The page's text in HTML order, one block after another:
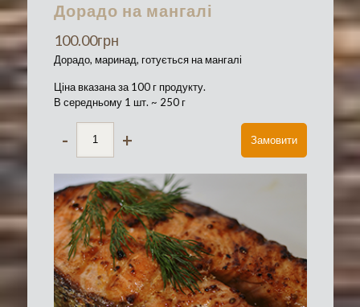
Дорадо на мангалі
100.00грн
Дорадо, маринад, готується на мангалі
Ціна вказана за 100 г продукту.
В середньому 1 шт. ~ 250 г
- + Замовити